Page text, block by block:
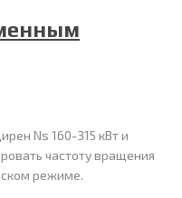
Ns 160-315 кВт и
частоту вращения
режиме.